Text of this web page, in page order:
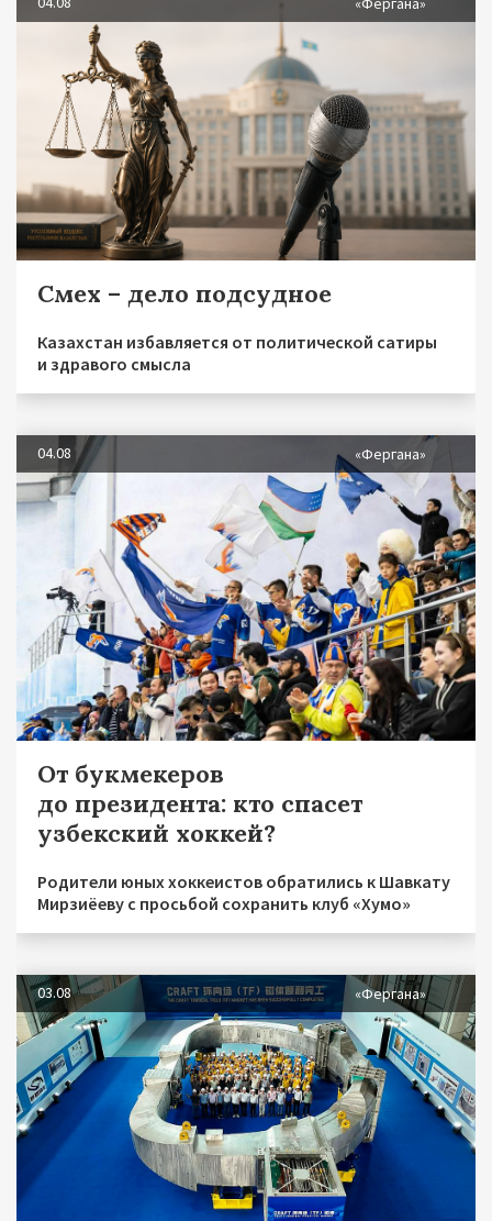
Смех – дело подсудное
Казахстан избавляется от политической сатиры
и здравого смысла
04.08 «Фергана»
От букмекеров
до президента: кто спасет
узбекский хоккей?
Родители юных хоккеистов обратились к Шавкату
Мирзиёеву с просьбой сохранить клуб «Хумо»
03.08 «Фергана»